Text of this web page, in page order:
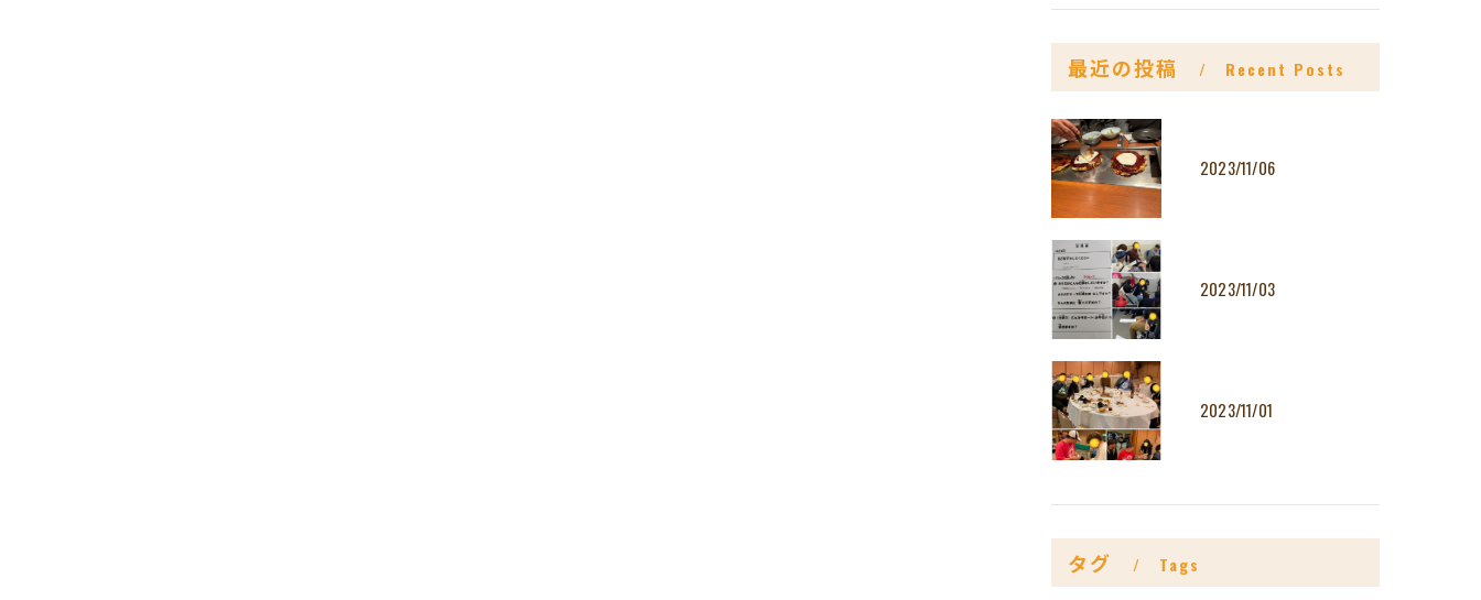
最近の投稿 Recent Posts
2023/11/06
2023/11/03
2023/11/01
タグ Tags